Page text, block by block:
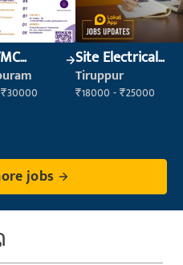
Site Electrical
Engineer
Tiruppur
₹18000 - ₹25000
jobs